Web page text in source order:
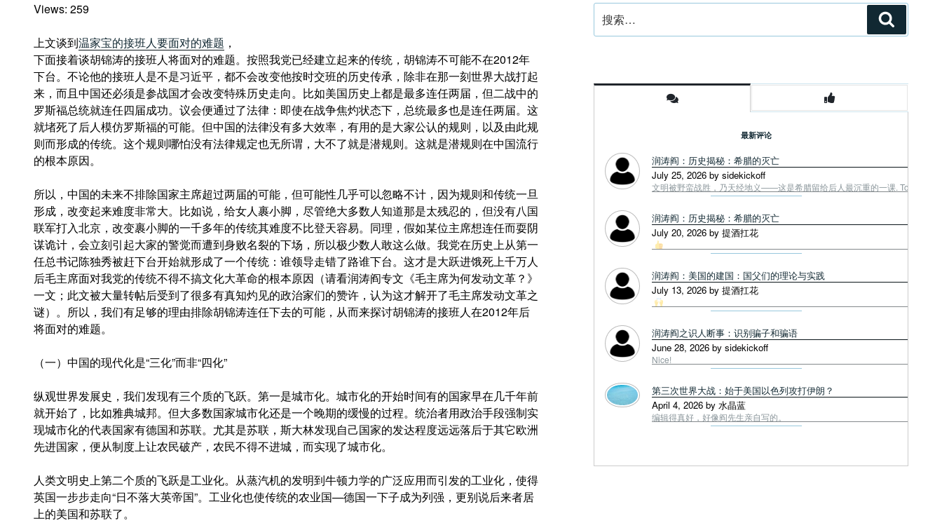
Views: 259
上文谈到温家宝的接班人要面对的难题 ，
下面接着谈胡锦涛的接班人将面对的难题。按照我党已经建立起来的传统，胡锦涛不可能不在2012年
下台。不论他的接班人是不是习近平，都不会改变他按时交班的历史传承，除非在那一刻世界大战打起
来，而且中国还必须是参战国才会改变特殊历史走向。比如美国历史上都是最多连任两届，但二战中的
罗斯福总统就连任四届成功。议会便通过了法律：即使在战争焦灼状态下，总统最多也是连任两届。这
就堵死了后人模仿罗斯福的可能。但中国的法律没有多大效率，有用的是大家公认的规则，以及由此规
则而形成的传统。这个规则哪怕没有法律规定也无所谓，大不了就是潜规则。这就是潜规则在中国流行
的根本原因。
所以，中国的未来不排除国家主席超过两届的可能，但可能性几乎可以忽略不计，因为规则和传统一旦
形成，改变起来难度非常大。比如说，给女人裹小脚，尽管绝大多数人知道那是太残忍的，但没有八国
联军打入北京，改变裹小脚的一千多年的传统其难度不比登天容易。同理，假如某位主席想连任而耍阴
谋诡计，会立刻引起大家的警觉而遭到身败名裂的下场，所以极少数人敢这么做。我党在历史上从第一
任总书记陈独秀被赶下台开始就形成了一个传统：谁领导走错了路谁下台。这才是大跃进饿死上千万人
后毛主席面对我党的传统不得不搞文化大革命的根本原因（请看润涛阎专文《毛主席为何发动文革？》
一文；此文被大量转帖后受到了很多有真知灼见的政治家们的赞许，认为这才解开了毛主席发动文革之
谜）。所以，我们有足够的理由排除胡锦涛连任下去的可能，从而来探讨胡锦涛的接班人在2012年后
将面对的难题。
（一）中国的现代化是“三化”而非“四化”
纵观世界发展史，我们发现有三个质的飞跃。第一是城市化。城市化的开始时间有的国家早在几千年前
就开始了，比如雅典城邦。但大多数国家城市化还是一个晚期的缓慢的过程。统治者用政治手段强制实
现城市化的代表国家有德国和苏联。尤其是苏联，斯大林发现自己国家的发达程度远远落后于其它欧洲
先进国家，便从制度上让农民破产，农民不得不进城，而实现了城市化。
人类文明史上第二个质的飞跃是工业化。从蒸汽机的发明到牛顿力学的广泛应用而引发的工业化，使得
英国一步步走向“日不落大英帝国”。工业化也使传统的农业国—德国一下子成为列强，更别说后来者居
上的美国和苏联了。
索：
索
最新评论
润涛阎：历史揭秘：希腊的灭亡
July 25, 2026 by sidekickoff
文明被野蛮战胜，乃天经地义——这是希腊留给后人最沉重的一课. Tough
润涛阎：历史揭秘：希腊的灭亡
July 20, 2026 by 提酒扛花
润涛阎：美国的建国：国父们的理论与实践
July 13, 2026 by 提酒扛花
润涛阎之识人断事：识别骗子和骗语
June 28, 2026 by sidekickoff
Nice!
第三次世界大战：始于美国以色列攻打伊朗？
April 4, 2026 by 水晶蓝
编辑得真好，好像阎先生亲自写的。